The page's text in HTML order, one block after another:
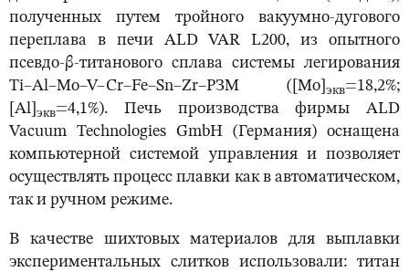
полученных путем тройного вакуумно-дугового
переплава в печи ALD VAR L200, из опытного
псевдо-β-титанового сплава системы легирования
Ti–Al–Mo–V–Cr–Fe–Sn–Zr–РЗМ ([Mo] экв=18,2%;
[Al] экв=4,1%). Печь производства фирмы ALD
Vacuum Technologies GmbH (Германия) оснащена
компьютерной системой управления и позволяет
осуществлять процесс плавки как в автоматическом,
так и ручном режиме.
В качестве шихтовых материалов для выплавки
экспериментальных слитков использовали: титан